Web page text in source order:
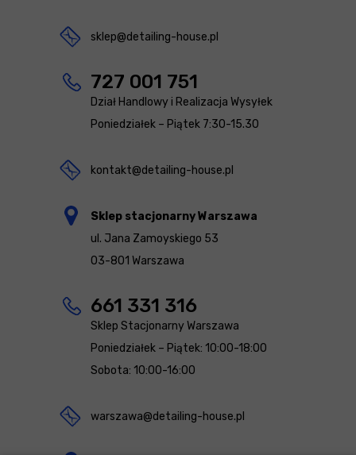
sklep@detailing-house.pl
727 001 751
Dział Handlowy i Realizacja Wysyłek
Poniedziałek – Piątek 7:30-15.30
kontakt@detailing-house.pl
Sklep stacjonarny Warszawa
ul. Jana Zamoyskiego 53
03-801 Warszawa
661 331 316
Sklep Stacjonarny Warszawa
Poniedziałek – Piątek: 10:00-18:00
Sobota: 10:00-16:00
warszawa@detailing-house.pl